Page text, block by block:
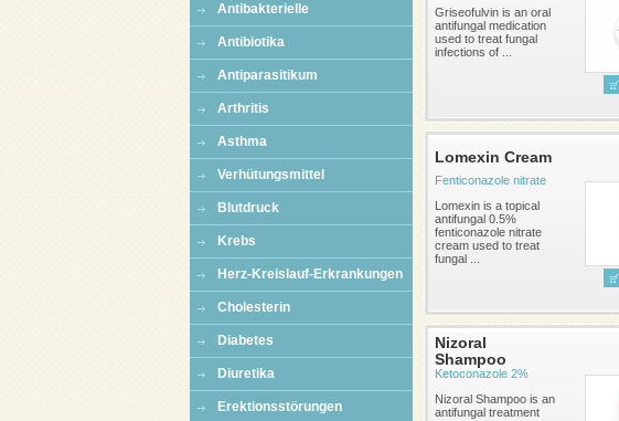
Antibakterielle
Antibiotika
Antiparasitikum
Arthritis
Asthma
Verhütungsmittel
Blutdruck
Krebs
Herz-Kreislauf-Erkrankungen
Cholesterin
Diabetes
Diuretika
Erektionsstörungen
Griseofulvin is an oral
antifungal medication
used to treat fungal
infections of ...
Lomexin Cream
Fenticonazole nitrate
Lomexin is a topical
antifungal 0.5%
fenticonazole nitrate
cream used to treat
fungal ...
Nizoral
Shampoo
Ketoconazole 2%
Nizoral Shampoo is an
antifungal treatment